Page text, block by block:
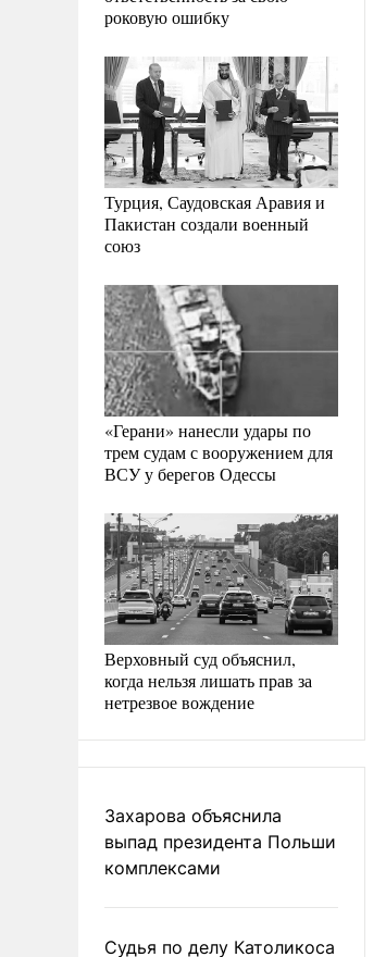
роковую ошибку
Турция, Саудовская Аравия и
Пакистан создали военный
союз
«Герани» нанесли удары по
трем судам с вооружением для
ВСУ у берегов Одессы
Верховный суд объяснил,
когда нельзя лишать прав за
нетрезвое вождение
Захарова объяснила
выпад президента Польши
комплексами
Судья по делу Католикоса